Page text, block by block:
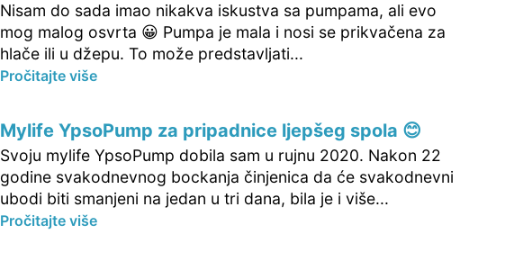
Nisam do sada imao nikakva iskustva sa pumpama, ali evo
mog malog osvrta 😀 Pumpa je mala i nosi se prikvačena za
hlače ili u džepu. To može predstavljati...
Pročitajte više
Mylife YpsoPump za pripadnice ljepšeg spola 😊
Svoju mylife YpsoPump dobila sam u rujnu 2020. Nakon 22
godine svakodnevnog bockanja činjenica da će svakodnevni
ubodi biti smanjeni na jedan u tri dana, bila je i više...
Pročitajte više